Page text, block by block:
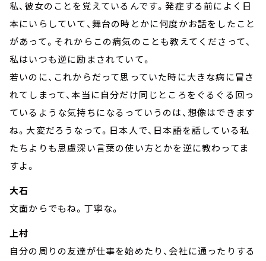
私、彼女のことを覚えているんです。発症する前によく日
本にいらしていて、舞台の時とかに何度かお話をしたこと
があって。それからこの病気のことも教えてくださって、
私はいつも逆に励まされていて。
若いのに、これからだって思っていた時に大きな病に冒さ
れてしまって、本当に自分だけ同じところをぐるぐる回っ
ているような気持ちになるっていうのは、想像はできます
ね。大変だろうなって。日本人で、日本語を話している私
たちよりも思慮深い言葉の使い方とかを逆に教わってま
すよ。
大石
文面からでもね。丁寧な。
上村
自分の周りの友達が仕事を始めたり、会社に通ったりする